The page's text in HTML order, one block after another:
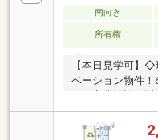
南向き
所有権
【本日見学可】
ベーション物件
す。商業施設が
駅徒歩2分の便利